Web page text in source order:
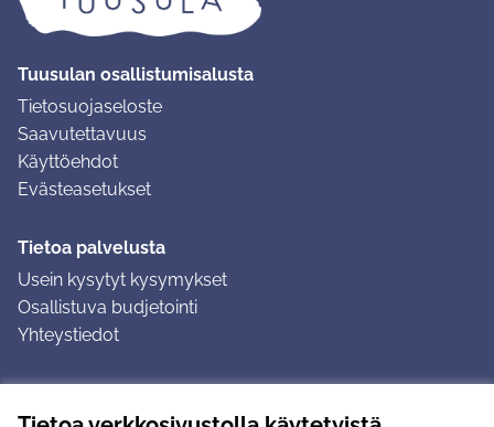
Tuusulan osallistumisalusta
Tietosuojaseloste
Saavutettavuus
Käyttöehdot
Evästeasetukset
Tietoa palvelusta
Usein kysytyt kysymykset
Osallistuva budjetointi
Yhteystiedot